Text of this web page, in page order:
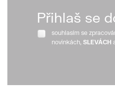
Přihlaš se
souhlasím se
novinkách, SLEVÁCH